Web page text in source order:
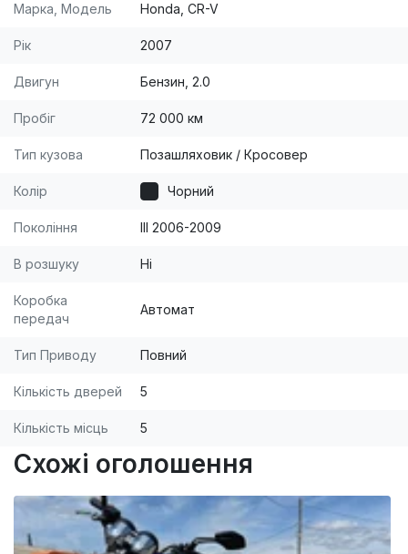
Марка, Модель Honda, CR-V
Рік 2007
Двигун Бензин, 2.0
Пробіг 72 000 км
Тип кузова Позашляховик / Кросовер
Колір Чорний
Покоління III 2006-2009
В розшуку Ні
Коробка
передач
Автомат
Тип Приводу Повний
Кількість дверей 5
Кількість місць 5
Схожі оголошення